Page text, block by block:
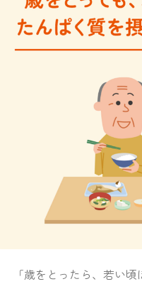
「歳をとったら、若い